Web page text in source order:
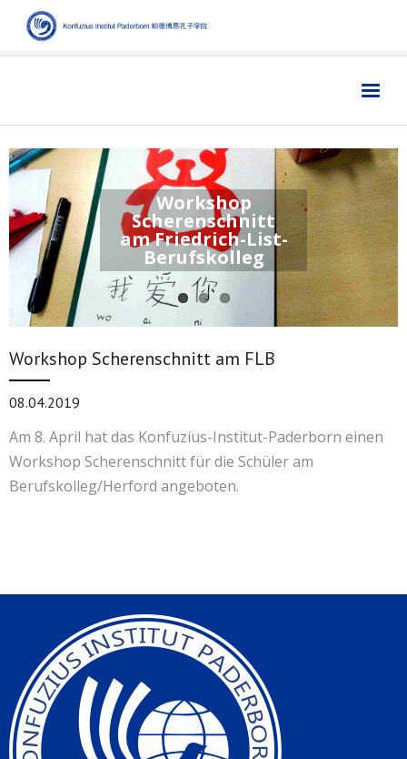
Institut
Aktuelles 新闻
Sprache 语言
Kultur 文化
Digitales 数字媒体
Business商业
Workshop
Scherenschnitt
am Friedrich-List-
Berufskolleg
Workshop Scherenschnitt am FLB
08.04.2019
Am 8. April hat das Konfuzius-Institut-Paderborn einen
Workshop Scherenschnitt für die Schüler am
Berufskolleg/Herford angeboten.